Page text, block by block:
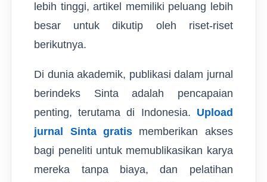
lebih tinggi, artikel memiliki peluang lebih
besar untuk dikutip oleh riset-riset
berikutnya.
Di dunia akademik, publikasi dalam jurnal
berindeks Sinta adalah pencapaian
penting, terutama di Indonesia. Upload
jurnal Sinta gratis memberikan akses
bagi peneliti untuk memublikasikan karya
mereka tanpa biaya, dan pelatihan